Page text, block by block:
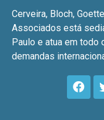
Cerveira, Bloch,
Associados está
Paulo e atua em todo
demandas